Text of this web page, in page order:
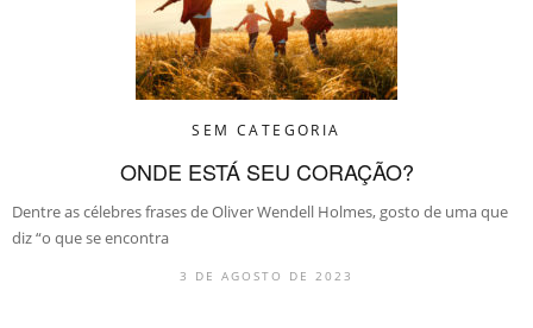
SEM CATEGORIA
ONDE ESTÁ SEU CORAÇÃO?
Dentre as célebres frases de Oliver Wendell Holmes, gosto de uma que
diz “o que se encontra
3 DE AGOSTO DE 2023